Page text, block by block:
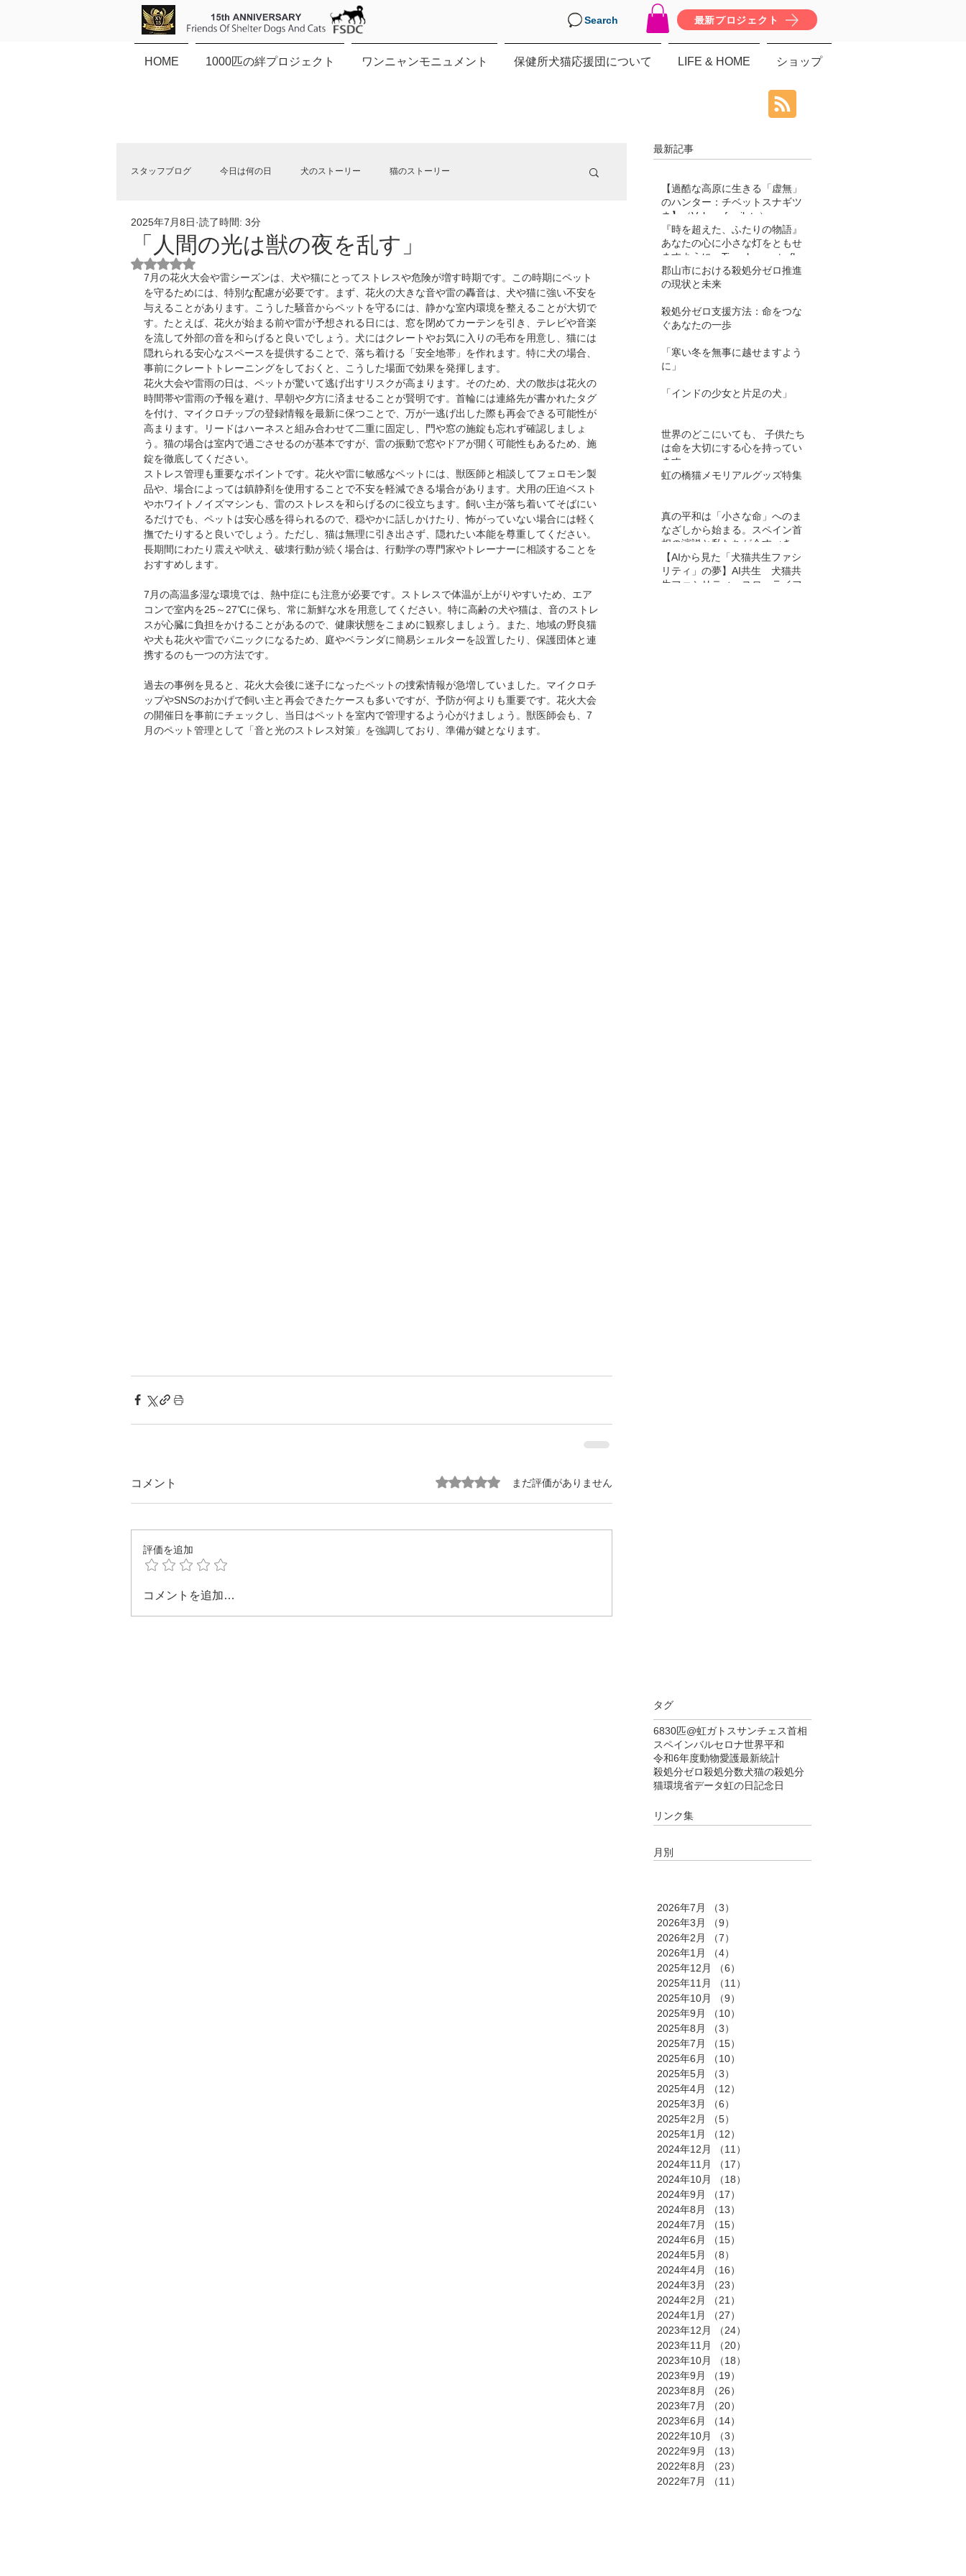
Search 最新プロジェクト
HOME 1000匹の絆プロジェクト ワンニャンモニュメント 保健所犬猫応援団について LIFE & HOME ショップ
スタッフブログ 今日は何の日 犬のストーリー 猫のストーリー
保健所犬猫応援団NEWS
「人間の光は獣の夜を乱す」
2025年7月8日 読了時間: 3分
5つ星のうちNaNと評価されています。
7月の花火大会や雷シーズンは、犬や猫にとってストレスや危険が増す時期です。この時期にペット
を守るためには、特別な配慮が必要です。まず、花火の大きな音や雷の轟音は、犬や猫に強い不安を
与えることがあります。こうした騒音からペットを守るには、静かな室内環境を整えることが大切で
す。たとえば、花火が始まる前や雷が予想される日には、窓を閉めてカーテンを引き、テレビや音楽
を流して外部の音を和らげると良いでしょう。犬にはクレートやお気に入りの毛布を用意し、猫には
隠れられる安心なスペースを提供することで、落ち着ける「安全地帯」を作れます。特に犬の場合、
事前にクレートトレーニングをしておくと、こうした場面で効果を発揮します。
花火大会や雷雨の日は、ペットが驚いて逃げ出すリスクが高まります。そのため、犬の散歩は花火の
時間帯や雷雨の予報を避け、早朝や夕方に済ませることが賢明です。首輪には連絡先が書かれたタグ
を付け、マイクロチップの登録情報を最新に保つことで、万が一逃げ出した際も再会できる可能性が
高まります。リードはハーネスと組み合わせて二重に固定し、門や窓の施錠も忘れず確認しましょ
う。猫の場合は室内で過ごさせるのが基本ですが、雷の振動で窓やドアが開く可能性もあるため、施
錠を徹底してください。
ストレス管理も重要なポイントです。花火や雷に敏感なペットには、獣医師と相談してフェロモン製
品や、場合によっては鎮静剤を使用することで不安を軽減できる場合があります。犬用の圧迫ベスト
やホワイトノイズマシンも、雷のストレスを和らげるのに役立ちます。飼い主が落ち着いてそばにい
るだけでも、ペットは安心感を得られるので、穏やかに話しかけたり、怖がっていない場合には軽く
撫でたりすると良いでしょう。ただし、猫は無理に引き出さず、隠れたい本能を尊重してください。
長期間にわたり震えや吠え、破壊行動が続く場合は、行動学の専門家やトレーナーに相談することを
おすすめします。
7月の高温多湿な環境では、熱中症にも注意が必要です。ストレスで体温が上がりやすいため、エア
コンで室内を25～27℃に保ち、常に新鮮な水を用意してください。特に高齢の犬や猫は、音のストレ
スが心臓に負担をかけることがあるので、健康状態をこまめに観察しましょう。また、地域の野良猫
や犬も花火や雷でパニックになるため、庭やベランダに簡易シェルターを設置したり、保護団体と連
携するのも一つの方法です。
過去の事例を見ると、花火大会後に迷子になったペットの捜索情報が急増していました。マイクロチ
ップやSNSのおかげで飼い主と再会できたケースも多いですが、予防が何よりも重要です。花火大会
の開催日を事前にチェックし、当日はペットを室内で管理するよう心がけましょう。獣医師会も、7
月のペット管理として「音と光のストレス対策」を強調しており、準備が鍵となります。
コメント 5つ星のうち0と評価されています。
まだ評価がありません
評価を追加
コメントを追加…
最新記事
【過酷な高原に生きる「虚無」
のハンター：チベットスナギツ
ネ】（Vulpes ferrilata）
『時を超えた、ふたりの物語』
あなたの心に小さな灯をともせ
ますように。Time began to flow
again
郡山市における殺処分ゼロ推進
の現状と未来
殺処分ゼロ支援方法：命をつな
ぐあなたの一歩
「寒い冬を無事に越せますよう
に」
「インドの少女と片足の犬」
世界のどこにいても、 子供たち
は命を大切にする心を持ってい
ます。
虹の橋猫メモリアルグッズ特集
真の平和は「小さな命」へのま
なざしから始まる。スペイン首
相の演説と私たちが今すべきこ
と【AIから見た「犬猫共生ファシ
リティ」の夢】AI共生 犬猫共
生ファシリティ スローライフ
タグ
6830匹@虹ガトスサンチェス首相
スペインバルセロナ世界平和
令和6年度動物愛護最新統計
殺処分ゼロ殺処分数犬猫の殺処分
猫環境省データ虹の日記念日
リンク集
月別
2026年7月 （3）
2026年3月
（9）
2026年2月
（7）
2026年1月
（4）
2025年12月
（6）
2025年11月
（11）
2025年10月
（9）
2025年9月
（10）
2025年8月
（3）
2025年7月
（15）
2025年6月
（10）
2025年5月
（3）
2025年4月
（12）
2025年3月
（6）
2025年2月
（5）
2025年1月
（12）
2024年12月
（11）
2024年11月
（17）
2024年10月
（18）
2024年9月
（17）
2024年8月
（13）
2024年7月
（15）
2024年6月
（15）
2024年5月
（8）
2024年4月
（16）
2024年3月
（23）
2024年2月
（21）
2024年1月
（27）
2023年12月
（24）
2023年11月
（20）
2023年10月
（18）
2023年9月
（19）
2023年8月
（26）
2023年7月
（20）
2023年6月
（14）
2022年10月
（3）
2022年9月
（13）
2022年8月
（23）
2022年7月
（11）